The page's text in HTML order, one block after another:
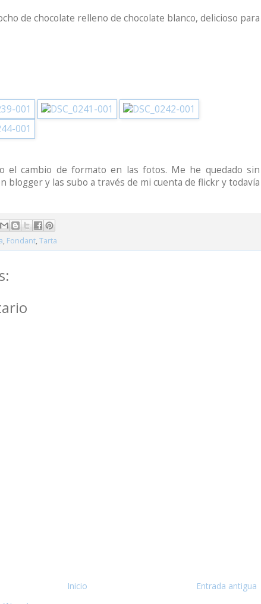
de chocolate relleno de chocolate blanco, delicioso para
el cambio de formato en las fotos. Me he quedado sin
blogger y las subo a través de mi cuenta de flickr y todavía
, Fondant,Tarta
Entrada antigua
Inicio